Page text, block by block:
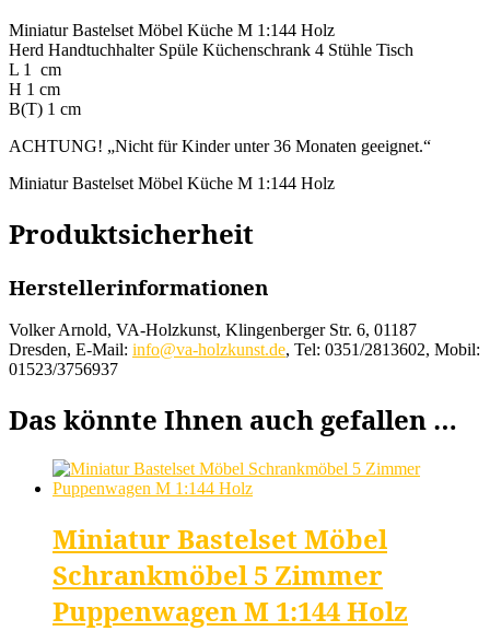
Miniatur Bastelset Möbel Küche M 1:144 Holz
Herd Handtuchhalter Spüle Küchenschrank 4 Stühle Tisch
L 1 cm
H 1 cm
B(T) 1 cm
ACHTUNG! „Nicht für Kinder unter 36 Monaten geeignet.“
Miniatur Bastelset Möbel Küche M 1:144 Holz
Produktsicherheit
Herstellerinformationen
Volker Arnold, VA-Holzkunst, Klingenberger Str. 6, 01187
Dresden, E-Mail: info@va-holzkunst.de, Tel: 0351/2813602, Mobil:
01523/3756937
Das könnte Ihnen auch gefallen …
Miniatur Bastelset Möbel
Schrankmöbel 5 Zimmer
Puppenwagen M 1:144 Holz